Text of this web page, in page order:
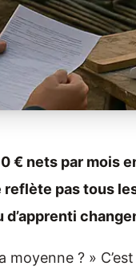
€ nets par mois
reflète pas tous
d’apprenti
? »